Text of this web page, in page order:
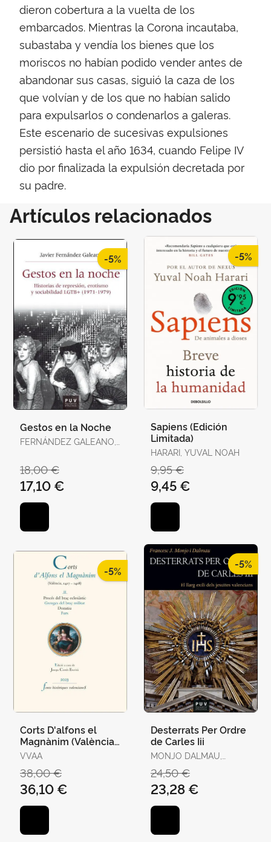
dieron cobertura a la vuelta de los
embarcados. Mientras la Corona incautaba,
subastaba y vendía los bienes que los
moriscos no habían podido vender antes de
abandonar sus casas, siguió la caza de los
que volvían y de los que no habían salido
para expulsarlos o condenarlos a galeras.
Este escenario de sucesivas expulsiones
persistió hasta el año 1634, cuando Felipe IV
dio por finalizada la expulsión decretada por
su padre.
Artículos relacionados
-5%
Gestos en la Noche
FERNÁNDEZ GALEANO,
18,00 €
17,10 €
-5%
Sapiens (Edición
Limitada)
HARARI, YUVAL NOAH
9,95 €
9,45 €
-5%
Corts D'alfons el
Magnànim (València,
1417-1418) Ii
VVAA
38,00 €
36,10 €
-5%
Desterrats Per Ordre
de Carles Iii
MONJO DALMAU,
24,50 €
23,28 €